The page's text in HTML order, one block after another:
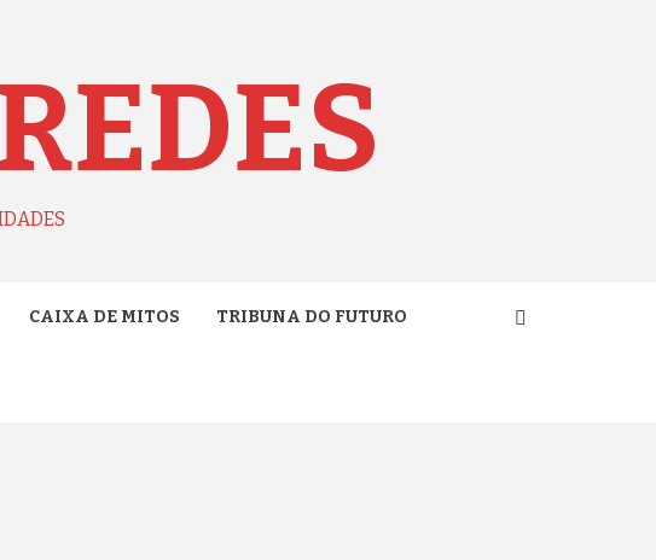
CAIXA DE MITOS TRIBUNA DO FUTURO